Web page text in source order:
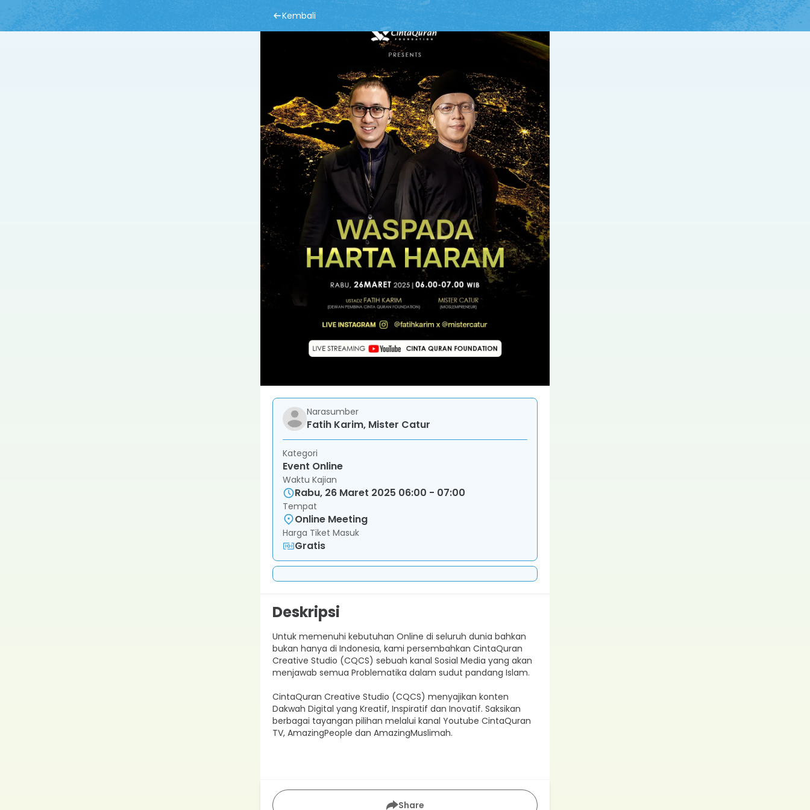
Kembali
Narasumber
Fatih Karim, Mister Catur
Kategori
Event Online
Waktu Kajian
Rabu, 26 Maret 2025 06:00 - 07:00
Tempat
Online Meeting
Harga Tiket Masuk
Gratis
Deskripsi
Untuk memenuhi kebutuhan Online di seluruh dunia bahkan
bukan hanya di Indonesia, kami persembahkan CintaQuran
Creative Studio (CQCS) sebuah kanal Sosial Media yang akan
menjawab semua Problematika dalam sudut pandang Islam.
CintaQuran Creative Studio (CQCS) menyajikan konten
Dakwah Digital yang Kreatif, Inspiratif dan Inovatif. Saksikan
berbagai tayangan pilihan melalui kanal Youtube CintaQuran
TV, AmazingPeople dan AmazingMuslimah.
Share